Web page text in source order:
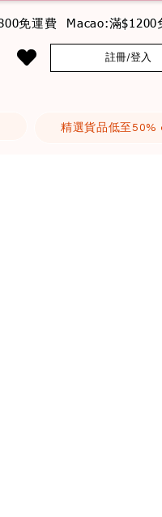
免運費 Macao:滿$1200
註冊/登入
精選貨品低至50%